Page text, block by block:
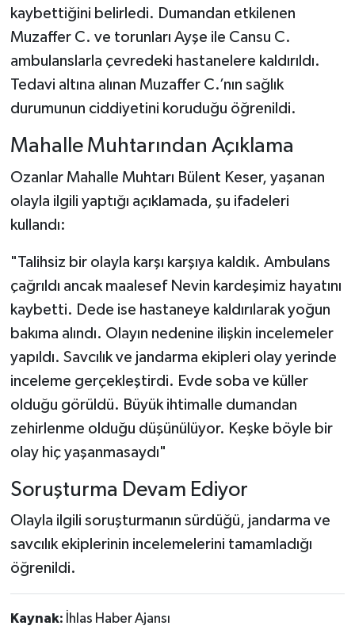
kaybettiğini belirledi. Dumandan etkilenen
Muzaffer C. ve torunları Ayşe ile Cansu C.
ambulanslarla çevredeki hastanelere kaldırıldı.
Tedavi altına alınan Muzaffer C.’nın sağlık
durumunun ciddiyetini koruduğu öğrenildi.
Mahalle Muhtarından Açıklama
Ozanlar Mahalle Muhtarı Bülent Keser, yaşanan
olayla ilgili yaptığı açıklamada, şu ifadeleri
kullandı:
"Talihsiz bir olayla karşı karşıya kaldık. Ambulans
çağrıldı ancak maalesef Nevin kardeşimiz hayatını
kaybetti. Dede ise hastaneye kaldırılarak yoğun
bakıma alındı. Olayın nedenine ilişkin incelemeler
yapıldı. Savcılık ve jandarma ekipleri olay yerinde
inceleme gerçekleştirdi. Evde soba ve küller
olduğu görüldü. Büyük ihtimalle dumandan
zehirlenme olduğu düşünülüyor. Keşke böyle bir
olay hiç yaşanmasaydı"
Soruşturma Devam Ediyor
Olayla ilgili soruşturmanın sürdüğü, jandarma ve
savcılık ekiplerinin incelemelerini tamamladığı
öğrenildi.
Kaynak: İhlas Haber Ajansı
Dünya Haberleri
Yerel Haberler
Haber Arşivi